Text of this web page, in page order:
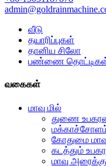
வீடு
தயாரிப்புகள்
தானிய சிலோ
பண்ணை
வகைகள்
மாவு மில்
துணை
மக்காச்சோளம்
கோதுமை
கடத்தும்
மாவு